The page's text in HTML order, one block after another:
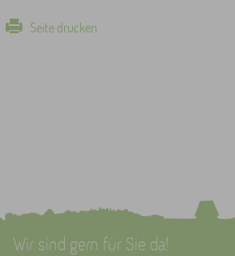
Seite drucken
Wir sind gern für Sie da!